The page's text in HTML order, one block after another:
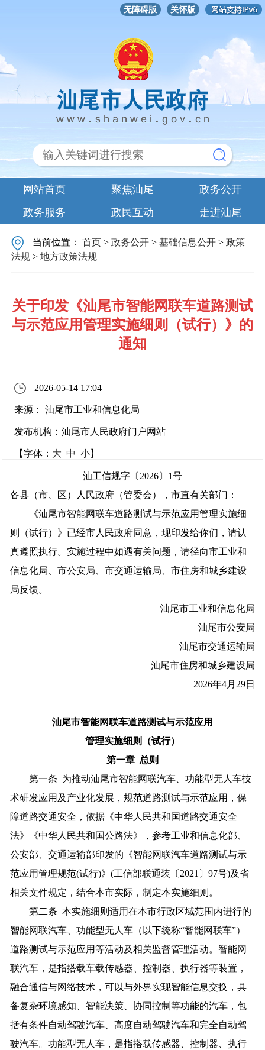
无障碍版 关怀版
网站首页 聚焦汕尾
政务公开
政务服务
政民互动 走进汕尾
当前位置：首页 >政务公开 >基础信息公开 >政策
法规 >地方政策法规
关于印发《汕尾市智能网联车道路测试
与示范应用管理实施细则（试行）》的
通知
2026-05-14 17:04
来源： 汕尾市工业和信息化局
发布机构：汕尾市人民政府门户网站
【字体： 大 中 小】
汕工信规字 〔2026〕 1号
各县（市、区）人民政府（管委会），市直有关部门：
《汕尾市智能网联车道路测试与示范应用管理实施细
则（试行）》已经市人民政府同意，现印发给你们，请认
真遵照执行。实施过程中如遇有关问题，请径向市工业和
信息化局、市公安局、市交通运输局、市住房和城乡建设
局反馈。
汕尾市工业和信息化局
汕尾市公安局
汕尾市交通运输局
汕尾市住房和城乡建设局
2026年4月29日
汕尾市智能网联车道路测试与示范应用
管理实施细则（试行）
第一章 总则
第一条 为推动汕尾市智能网联汽车、功能型无人车技
术研发应用及产业化发展，规范道路测试与示范应用，保
障道路交通安全，依据《中华人民共和国道路交通安全
法》《中华人民共和国公路法》，参考工业和信息化部、
公安部、交通运输部印发的《智能网联汽车道路测试与示
范应用管理规范(试行)》(工信部联通装〔2021〕97号)及省
相关文件规定，结合本市实际，制定本实施细则。
第二条 本实施细则适用在本市行政区域范围内进行的
智能网联汽车、功能型无人车（以下统称“智能网联车”）
道路测试与示范应用等活动及相关监督管理活动。智能网
联汽车，是指搭载车载传感器、控制器、执行器等装置，
融合通信与网络技术，可以与外界实现智能信息交换，具
备复杂环境感知、智能决策、协同控制等功能的汽车，包
括有条件自动驾驶汽车、高度自动驾驶汽车和完全自动驾
驶汽车。功能型无人车，是指搭载传感器、控制器、执行